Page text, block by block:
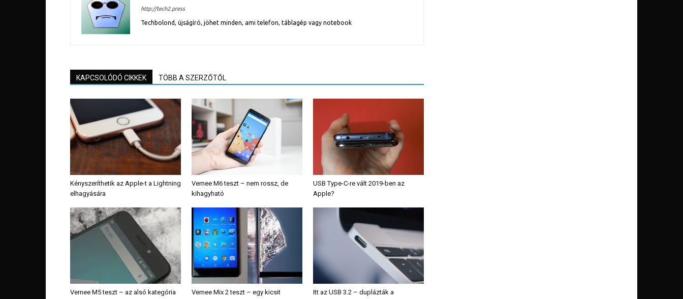
http://tech2.press
Techbolond, újságíró, jöhet minden, ami telefon, táblagép vagy notebook
KAPCSOLÓDÓ CIKKEK TÖBB A SZERZŐTŐL
Kényszeríthetik az Apple-t a Lightning
elhagyására
Vernee M6 teszt – nem rossz, de
kihagyható
USB Type-C-re vált 2019-ben az
Apple?
Vernee M5 teszt – az alsó kategória
Vernee Mix 2 teszt – egy kicsit
Itt az USB 3.2 – duplázták a